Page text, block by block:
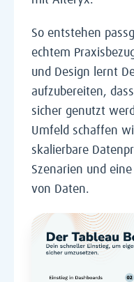
So entstehen
echtem
und Design lernt
aufzubereiten,
sicher genutzt
Umfeld schaffen
skalierbare
Szenarien und
von Daten.